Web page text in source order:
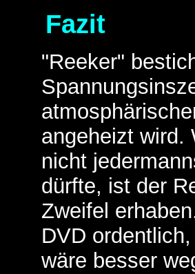
Fazit
"Reeker"
angeheizt wird.
nicht
dürfte, ist der
Zweifel
DVD
wäre besser